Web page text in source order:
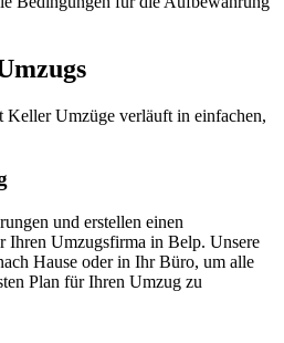
Umzüge verläuft in einfachen,
und erstellen einen
Ihren Umzugsfirma in Belp. Unsere
Hause oder in Ihr Büro, um alle
Plan für Ihren Umzug zu